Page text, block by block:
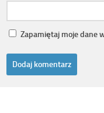
Zapamiętaj moje dane